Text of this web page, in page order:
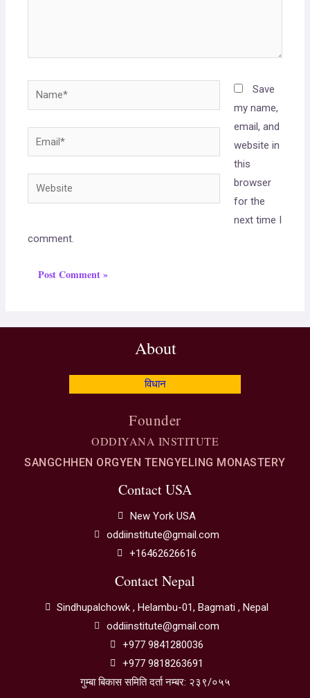
Save
my name,
email, and
website in
this
browser
for the
next time I
comment.
About
विधान
Founder
ODDIYANA INSTITUTE
SANGCHHEN ORGYEN TENGYELING MONASTERY
Contact USA
New York USA
oddiinstitute@gmail.com
+16462626616
Contact Nepal
Sindhupalchowk , Helambu-01, Bagmati , Nepal
oddiinstitute@gmail.com
+977 9841280036
+977 9818263691
गुम्बा बिकास समिति दर्ता नम्बर: २३९/०५५